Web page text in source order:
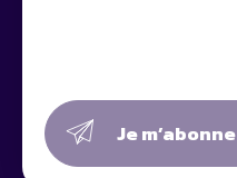
Je m’abonne